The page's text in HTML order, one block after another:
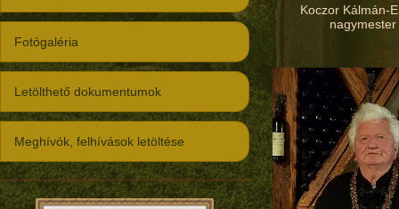
Fotógaléria
Letölthető dokumentumok
Meghívók, felhívások letöltése
Koczor Kálmán-
nagymester